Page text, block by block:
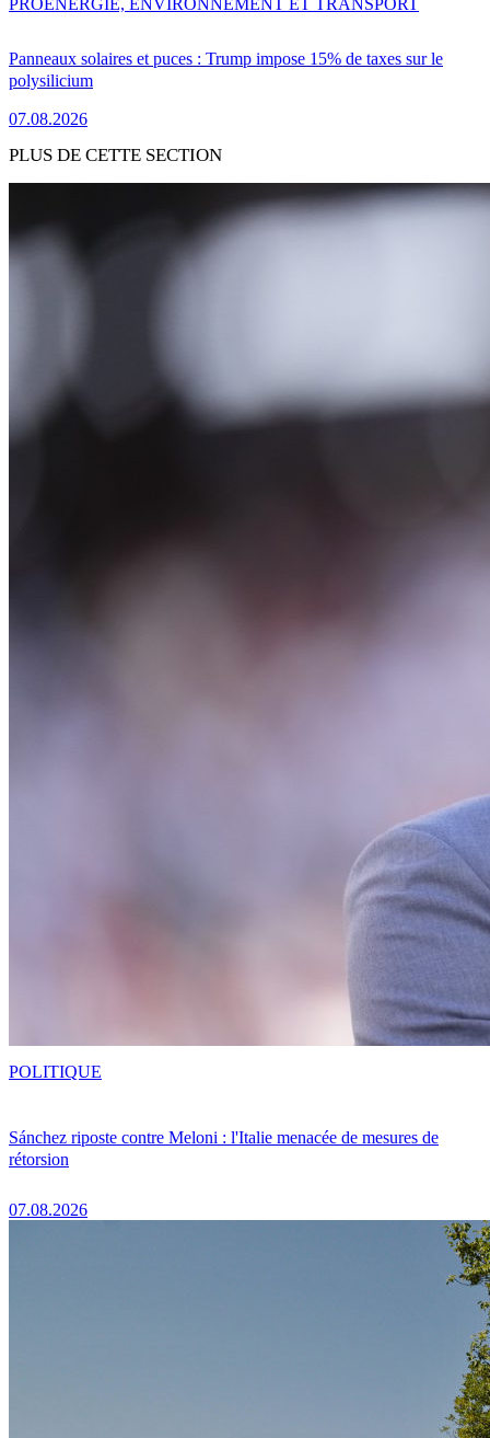
Panneaux solaires et puces : Trump impose 15% de taxes sur le
polysilicium
07.08.2026
PRO ENERGIE, ENVIRONNEMENT ET TRANSPORT
PLUS DE CETTE SECTION
Sánchez riposte contre Meloni : l'Italie menacée de mesures de
rétorsion
07.08.2026
POLITIQUE